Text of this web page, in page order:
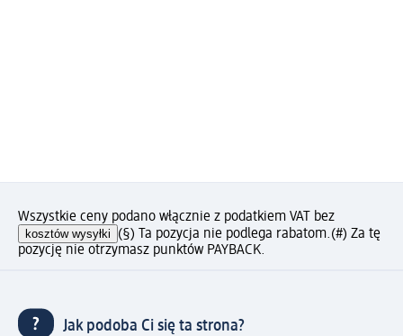
Wszystkie ceny podano włącznie z podatkiem VAT bez
kosztów wysyłki (§) Ta pozycja nie podlega rabatom.(#) Za tę
pozycję nie otrzymasz punktów PAYBACK.
Jak podoba Ci się ta strona?